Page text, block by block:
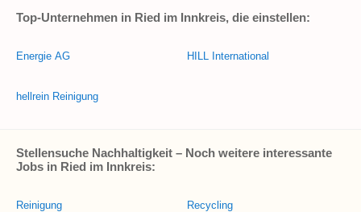
Top-Unternehmen in Ried im Innkreis, die einstellen:
Energie AG
hellrein Reinigung
HILL International
Stellensuche Nachhaltigkeit – Noch weitere interessante
Jobs in Ried im Innkreis:
Reinigung Recycling